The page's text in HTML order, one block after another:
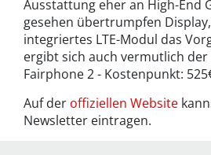
Ausstattung eher an High-End
gesehen übertrumpfen
integriertes LTE-Modul das
ergibt sich auch vermutlich der
Fairphone 2 - Kostenpunkt:
Auf der offiziellen Website
Newsletter eintragen.